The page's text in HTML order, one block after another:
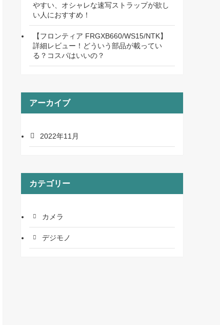
やすい、オシャレな速写ストラップが欲し
い人におすすめ！
【フロンティア FRGXB660/WS15/NTK】
詳細レビュー！どういう部品が載ってい
る？コスパはいいの？
アーカイブ
2022年11月
カテゴリー
カメラ
デジモノ